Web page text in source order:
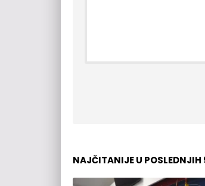
NAJČITANIJE U POSLEDNJIH